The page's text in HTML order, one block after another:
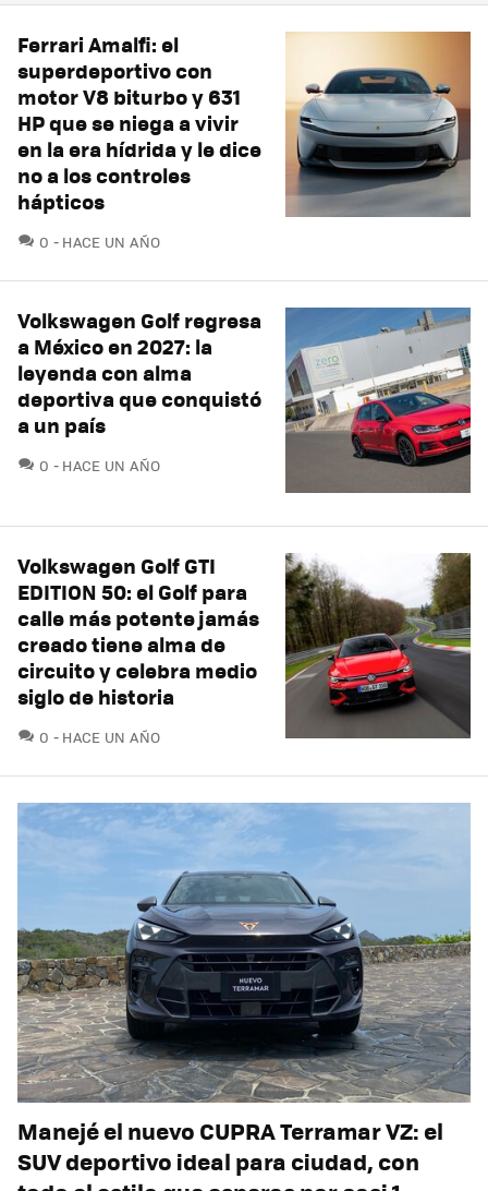
Ferrari Amalfi: el
superdeportivo con
motor V8 biturbo y 631
HP que se niega a vivir
en la era hídrida y le dice
no a los controles
hápticos
0 COMENTARIOS
HACE UN AÑO
Volkswagen Golf regresa
a México en 2027: la
leyenda con alma
deportiva que conquistó
a un país
0 COMENTARIOS
HACE UN AÑO
Volkswagen Golf GTI
EDITION 50: el Golf para
calle más potente jamás
creado tiene alma de
circuito y celebra medio
siglo de historia
0 COMENTARIOS
HACE UN AÑO
Manejé el nuevo CUPRA Terramar VZ: el
SUV deportivo ideal para ciudad, con